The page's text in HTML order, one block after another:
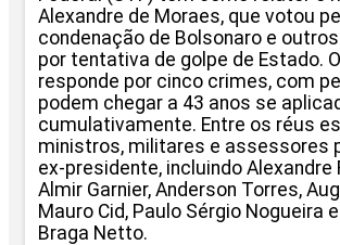
Alexandre de Moraes, que votou
condenação de Bolsonaro e
por tentativa de golpe de Estado.
responde por cinco crimes, com
podem chegar a 43 anos se
cumulativamente. Entre os réus
ministros, militares e assessores
ex-presidente, incluindo Alexandre
Almir Garnier, Anderson Torres,
Mauro Cid, Paulo Sérgio Nogueira
Braga Netto.